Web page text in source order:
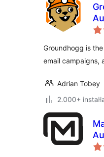
Groundhogg is
email campaigns,
Adrian Tobey
2.000+